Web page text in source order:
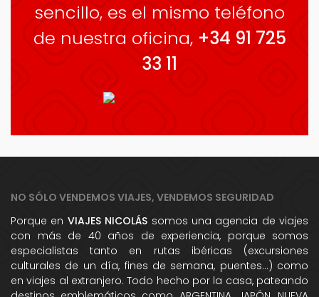
sencillo, es el mismo teléfono
de nuestra oficina, +34 91 725
33 11
NO SÓLO VENDEMOS VIAJES, VENDEMOS SEGURIDAD
Porque en VIAJES NICOLÁS somos una agencia de viajes
con más de 40 años de experiencia, porque somos
especialistas tanto en rutas ibéricas (excursiones
culturales de un día, fines de semana, puentes...) como
en viajes al extranjero. Todo hecho por la casa, pateando